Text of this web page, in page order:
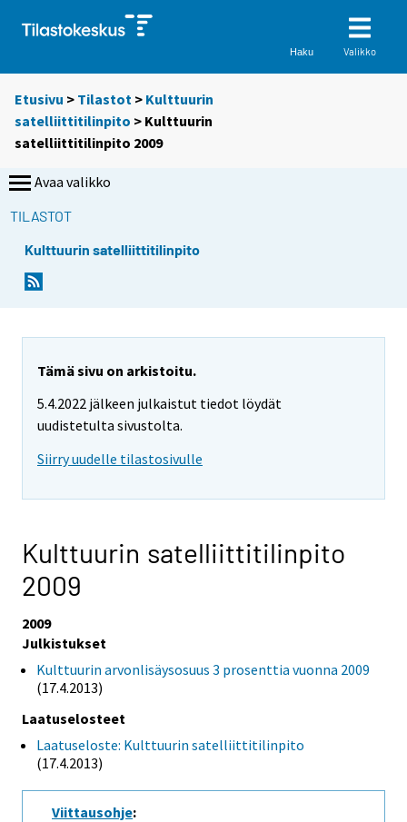
Haku Valikko
Etusivu > Tilastot > Kulttuurin
satelliittitilinpito > Kulttuurin
satelliittitilinpito 2009
Avaa valikko
TILASTOT
Kulttuurin satelliittitilinpito
Tämä sivu on arkistoitu.
5.4.2022 jälkeen julkaistut tiedot löydät
uudistetulta sivustolta.
Siirry uudelle tilastosivulle
Kulttuurin satelliittitilinpito
2009
2009
Julkistukset
Kulttuurin arvonlisäysosuus 3 prosenttia vuonna 2009
(17.4.2013)
Laatuselosteet
Laatuseloste: Kulttuurin satelliittitilinpito
(17.4.2013)
Viittausohje: